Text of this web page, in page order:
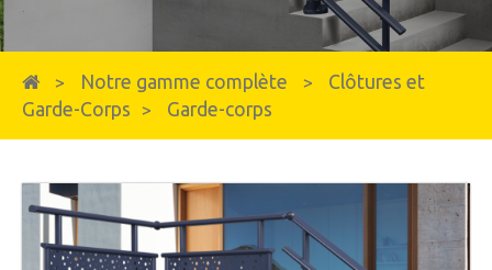
> Notre gamme complète >
Clôtures et
Garde-Corps
> Garde-corps